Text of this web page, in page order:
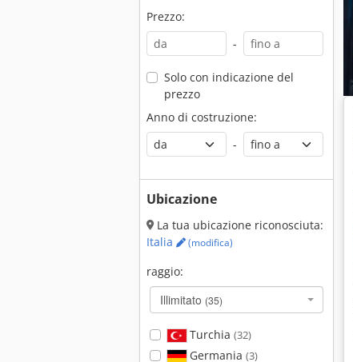
Prezzo:
-
Solo con indicazione del
prezzo
Anno di costruzione:
-
Ubicazione
La tua ubicazione riconosciuta:
Italia
(modifica)
raggio:
Illimitato (35)
Turchia (32)
Germania (3)